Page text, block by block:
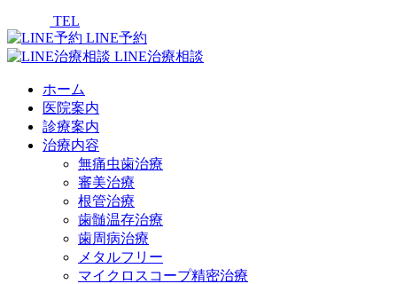
TEL
LINE予約
LINE治療相談
ホーム
医院案内
診療案内
治療内容
無痛虫歯治療
審美治療
根管治療
歯髄温存治療
歯周病治療
メタルフリー
マイクロスコープ精密治療